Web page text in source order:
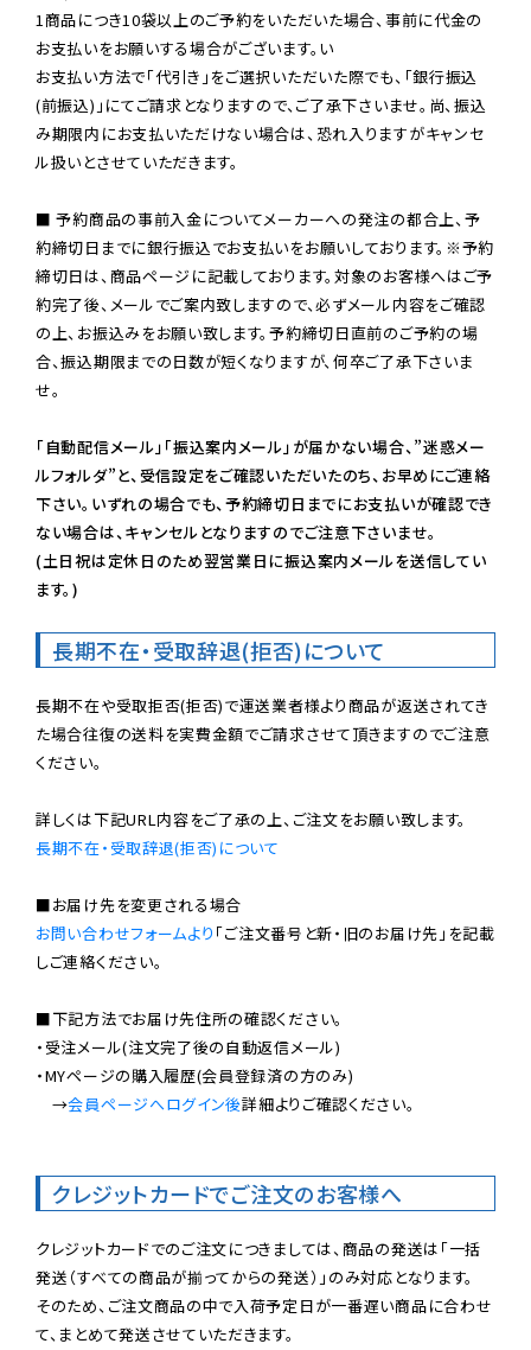
1商品につき10袋以上のご予約をいただいた場合、事前に代金の
お支払いをお願いする場合がございます。い
お支払い方法で「代引き」をご選択いただいた際でも、「銀行振込
(前振込)」にてご請求となりますので、ご了承下さいませ。尚、振込
み期限内にお支払いただけない場合は、恐れ入りますがキャンセ
ル扱いとさせていただきます。
■ 予約商品の事前入金についてメーカーへの発注の都合上、予
約締切日までに銀行振込でお支払いをお願いしております。※予約
締切日は、商品ページに記載しております。対象のお客様へはご予
約完了後、メールでご案内致しますので、必ずメール内容をご確認
の上、お振込みをお願い致します。予約締切日直前のご予約の場
合、振込期限までの日数が短くなりますが、何卒ご了承下さいま
せ。
「自動配信メール」「振込案内メール」が届かない場合、”迷惑メー
ルフォルダ”と、受信設定をご確認いただいたのち、お早めにご連絡
下さい。いずれの場合でも、予約締切日までにお支払いが確認でき
ない場合は、キャンセルとなりますのでご注意下さいませ。
(土日祝は定休日のため翌営業日に振込案内メールを送信してい
ます。)
長期不在・受取辞退(拒否)について
長期不在や受取拒否(拒否)で運送業者様より商品が返送されてき
た場合往復の送料を実費金額でご請求させて頂きますのでご注意
ください。
長期不在・受取辞退(拒否)について
お問い合わせフォームより 「ご注文番号と新・旧のお届け先」を記載
しご連絡ください。
■下記方法でお届け先住所の確認ください。
・受注メール(注文完了後の自動返信メール)
・MYページの購入履歴(会員登録済の方のみ)
→会員ページへログイン後詳細よりご確認ください。
クレジットカードでご注文のお客様へ
クレジットカードでのご注文につきましては、商品の発送は「一括
発送（すべての商品が揃ってからの発送）」のみ対応となります。
そのため、ご注文商品の中で入荷予定日が一番遅い商品に合わせ
て、まとめて発送させていただきます。